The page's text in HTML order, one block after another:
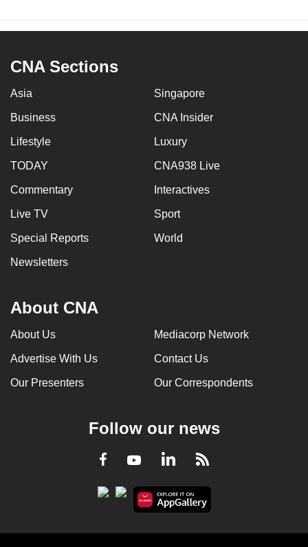
CNA Sections
Asia Singapore
Business CNA Insider
Lifestyle Luxury
TODAY CNA938 Live
Commentary Interactives
Live TV Sport
Special Reports World
Newsletters
About CNA
About Us Mediacorp Network
Advertise With Us Contact Us
Our Presenters Our Correspondents
Follow our news
Facebook
YoutubeLinkedInRSS